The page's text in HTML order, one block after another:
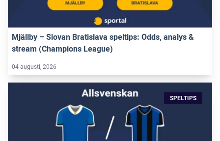
Mjällby – Slovan Bratislava speltips: Odds, analys &
stream (Champions League)
04 augusti, 2026
SPELTIPS